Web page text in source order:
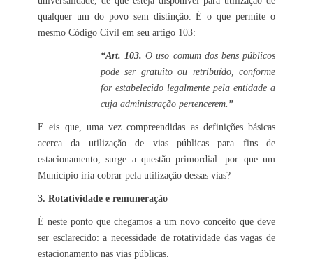
qualquer um do povo sem distinção. É o que permite o
mesmo Código Civil em seu artigo 103:
“Art. 103. O uso comum dos bens públicos
pode ser gratuito ou retribuído, conforme
for estabelecido legalmente pela entidade a
cuja administração pertencerem. ”
E eis que, uma vez compreendidas as definições básicas
acerca da utilização de vias públicas para fins de
estacionamento, surge a questão primordial: por que um
Município iria cobrar pela utilização dessas vias?
3. Rotatividade e remuneração
É neste ponto que chegamos a um novo conceito que deve
ser esclarecido: a necessidade de rotatividade das vagas de
estacionamento nas vias públicas.